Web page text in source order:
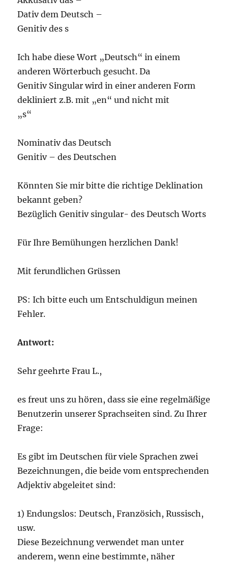
Dativ dem Deutsch –
Genitiv des s
Ich habe diese Wort „Deutsch“ in einem
anderen Wörterbuch gesucht. Da
Genitiv Singular wird in einer anderen Form
dekliniert z.B. mit „en“ und nicht mit
„s“
Nominativ das Deutsch
Genitiv – des Deutschen
Könnten Sie mir bitte die richtige Deklination
bekannt geben?
Bezüglich Genitiv singular- des Deutsch Worts
Für Ihre Bemühungen herzlichen Dank!
Mit ferundlichen Grüssen
PS: Ich bitte euch um Entschuldigun meinen
Fehler.
Antwort:
Sehr geehrte Frau L.,
es freut uns zu hören, dass sie eine regelmäßige
Benutzerin unserer Sprachseiten sind. Zu Ihrer
Frage:
Es gibt im Deutschen für viele Sprachen zwei
Bezeichnungen, die beide vom entsprechenden
Adjektiv abgeleitet sind:
1) Endungslos: Deutsch, Französich, Russisch,
usw.
Diese Bezeichnung verwendet man unter
anderem, wenn eine bestimmte, näher